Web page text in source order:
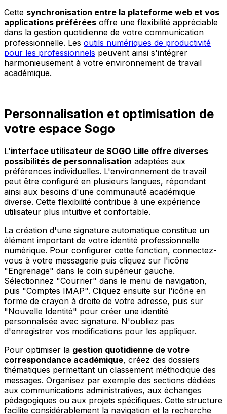
Cette synchronisation entre la plateforme web et vos
applications préférées offre une flexibilité appréciable
dans la gestion quotidienne de votre communication
professionnelle. Les outils numériques de productivité
pour les professionnels peuvent ainsi s'intégrer
harmonieusement à votre environnement de travail
académique.
Personnalisation et optimisation de
votre espace Sogo
L'interface utilisateur de SOGO Lille offre diverses
possibilités de personnalisation adaptées aux
préférences individuelles. L'environnement de travail
peut être configuré en plusieurs langues, répondant
ainsi aux besoins d'une communauté académique
diverse. Cette flexibilité contribue à une expérience
utilisateur plus intuitive et confortable.
La création d'une signature automatique constitue un
élément important de votre identité professionnelle
numérique. Pour configurer cette fonction, connectez-
vous à votre messagerie puis cliquez sur l'icône
"Engrenage" dans le coin supérieur gauche.
Sélectionnez "Courrier" dans le menu de navigation,
puis "Comptes IMAP". Cliquez ensuite sur l'icône en
forme de crayon à droite de votre adresse, puis sur
"Nouvelle Identité" pour créer une identité
personnalisée avec signature. N'oubliez pas
d'enregistrer vos modifications pour les appliquer.
Pour optimiser la gestion quotidienne de votre
correspondance académique, créez des dossiers
thématiques permettant un classement méthodique des
messages. Organisez par exemple des sections dédiées
aux communications administratives, aux échanges
pédagogiques ou aux projets spécifiques. Cette structure
facilite considérablement la navigation et la recherche